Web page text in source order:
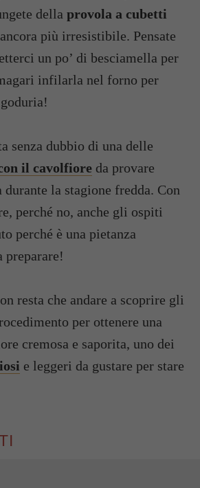
della provola a cubetti
più irresistibile. Pensate
un po’ di besciamella per
infilarla nel forno per
senza dubbio di una delle
il cavolfiore da provare
durante la stagione fredda. Con
perché no, anche gli ospiti
perché è una pietanza
preparare!
resta che andare a scoprire gli
per ottenere una
cremosa e saporita, uno dei
e leggeri da gustare per stare